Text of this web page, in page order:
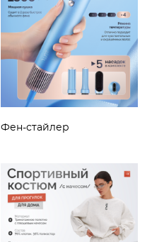
Фен-стайлер